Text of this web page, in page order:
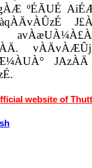
ºÉÃUÉ
website of